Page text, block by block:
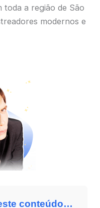
toda a região de São
modernos e
conteúdo…